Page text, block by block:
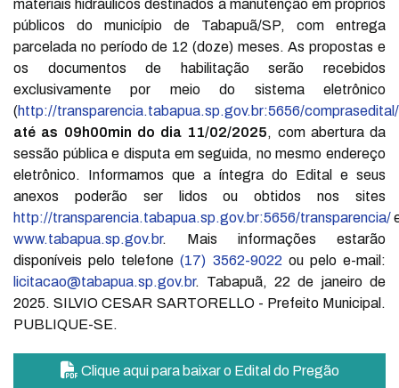
materiais hidráulicos destinados à manutenção em próprios
públicos do município de Tabapuã/SP, com entrega
parcelada no período de 12 (doze) meses. As propostas e
os documentos de habilitação serão recebidos
exclusivamente por meio do sistema eletrônico
(http://transparencia.tabapua.sp.gov.br:5656/comprasedital/
até as 09h00min do dia 11/02/2025, com abertura da
sessão pública e disputa em seguida, no mesmo endereço
eletrônico. Informamos que a íntegra do Edital e seus
anexos poderão ser lidos ou obtidos nos sites
http://transparencia.tabapua.sp.gov.br:5656/transparencia/
www.tabapua.sp.gov.br. Mais informações estarão
disponíveis pelo telefone(17) 3562-9022 ou pelo e-mail:
licitacao@tabapua.sp.gov.br. Tabapuã, 22 de janeiro de
2025. SILVIO CESAR SARTORELLO - Prefeito Municipal.
PUBLIQUE-SE.
Clique aqui para baixar o Edital do Pregão